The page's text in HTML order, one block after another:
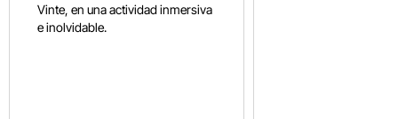
Vinte, en una actividad inmersiva
e inolvidable.